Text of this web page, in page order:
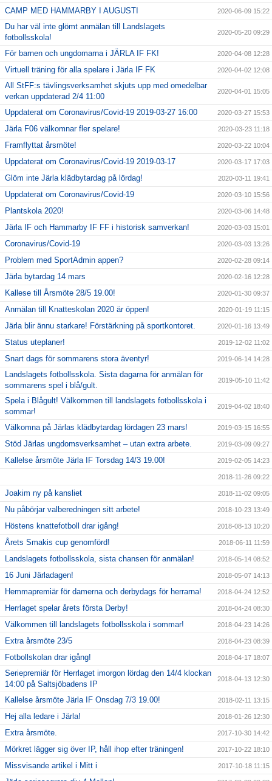
CAMP MED HAMMARBY I AUGUSTI 2020-06-09 15:22
Du har väl inte glömt anmälan till Landslagets
fotbollsskola!
2020-05-20 09:29
För barnen och ungdomarna i JÄRLA IF FK! 2020-04-08 12:28
Virtuell träning för alla spelare i Järla IF FK 2020-04-02 12:08
All StFF:s tävlingsverksamhet skjuts upp med omedelbar
verkan uppdaterad 2/4 11:00
2020-04-01 15:05
Uppdaterat om Coronavirus/Covid-19 2019-03-27 16:00 2020-03-27 15:53
Järla F06 välkomnar fler spelare! 2020-03-23 11:18
Framflyttat årsmöte! 2020-03-22 10:04
Uppdaterat om Coronavirus/Covid-19 2019-03-17 2020-03-17 17:03
Glöm inte Järla klädbytardag på lördag! 2020-03-11 19:41
Uppdaterat om Coronavirus/Covid-19 2020-03-10 15:56
Plantskola 2020! 2020-03-06 14:48
Järla IF och Hammarby IF FF i historisk samverkan! 2020-03-03 15:01
Coronavirus/Covid-19 2020-03-03 13:26
Problem med SportAdmin appen? 2020-02-28 09:14
Järla bytardag 14 mars 2020-02-16 12:28
Kallese till Årsmöte 28/5 19.00! 2020-01-30 09:37
Anmälan till Knatteskolan 2020 är öppen! 2020-01-19 11:15
Järla blir ännu starkare! Förstärkning på sportkontoret. 2020-01-16 13:49
Status uteplaner! 2019-12-02 11:02
Snart dags för sommarens stora äventyr! 2019-06-14 14:28
Landslagets fotbollsskola. Sista dagarna för anmälan för
sommarens spel i blå/gult.
2019-05-10 11:42
Spela i Blågult! Välkommen till landslagets fotbollsskola i
sommar!
2019-04-02 18:40
Välkomna på Järlas klädbytardag lördagen 23 mars! 2019-03-15 16:55
Stöd Järlas ungdomsverksamhet – utan extra arbete. 2019-03-09 09:27
Kallelse årsmöte Järla IF Torsdag 14/3 19.00! 2019-02-05 14:23
2018-11-26 09:22
Joakim ny på kansliet 2018-11-02 09:05
Nu påbörjar valberedningen sitt arbete! 2018-10-23 13:49
Höstens knattefotboll drar igång! 2018-08-13 10:20
Årets Smakis cup genomförd! 2018-06-11 11:59
Landslagets fotbollsskola, sista chansen för anmälan! 2018-05-14 08:52
16 Juni Järladagen! 2018-05-07 14:13
Hemmapremiär för damerna och derbydags för herrarna! 2018-04-24 12:52
Herrlaget spelar årets första Derby! 2018-04-24 08:30
Välkommen till landslagets fotbollsskola i sommar! 2018-04-23 14:26
Extra årsmöte 23/5 2018-04-23 08:39
Fotbollskolan drar igång! 2018-04-17 18:07
Seriepremiär för Herrlaget imorgon lördag den 14/4 klockan
14:00 på Saltsjöbadens IP
2018-04-13 12:30
Kallelse årsmöte Järla IF Onsdag 7/3 19.00! 2018-02-11 13:15
Hej alla ledare i Järla! 2018-01-26 12:30
Extra årsmöte. 2017-10-30 14:42
Mörkret lägger sig över IP, håll ihop efter träningen! 2017-10-22 18:10
Missvisande artikel i Mitt i 2017-10-18 11:15